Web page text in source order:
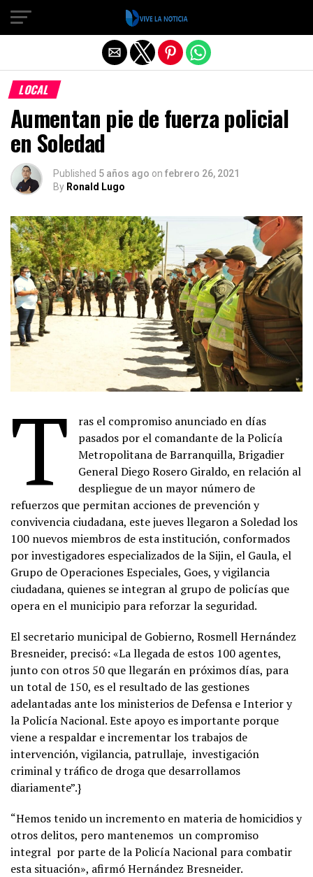
LOCAL
Aumentan pie de fuerza policial
en Soledad
Published 5 años ago on febrero 26, 2021
By Ronald Lugo
T
ras el compromiso anunciado en días
pasados por el comandante de la Policía
Metropolitana de Barranquilla, Brigadier
General Diego Rosero Giraldo, en relación al
despliegue de un mayor número de
refuerzos que permitan acciones de prevención y
convivencia ciudadana, este jueves llegaron a Soledad los
100 nuevos miembros de esta institución, conformados
por investigadores especializados de la Sijin, el Gaula, el
Grupo de Operaciones Especiales, Goes, y vigilancia
ciudadana, quienes se integran al grupo de policías que
opera en el municipio para reforzar la seguridad.
El secretario municipal de Gobierno, Rosmell Hernández
Bresneider, precisó: «La llegada de estos 100 agentes,
junto con otros 50 que llegarán en próximos días, para
un total de 150, es el resultado de las gestiones
adelantadas ante los ministerios de Defensa e Interior y
la Policía Nacional. Este apoyo es importante porque
viene a respaldar e incrementar los trabajos de
intervención, vigilancia, patrullaje, investigación
criminal y tráfico de droga que desarrollamos
diariamente”.}
“Hemos tenido un incremento en materia de homicidios y
otros delitos, pero mantenemos un compromiso
integral por parte de la Policía Nacional para combatir
esta situación», afirmó Hernández Bresneider.
Salir de la versión móvil